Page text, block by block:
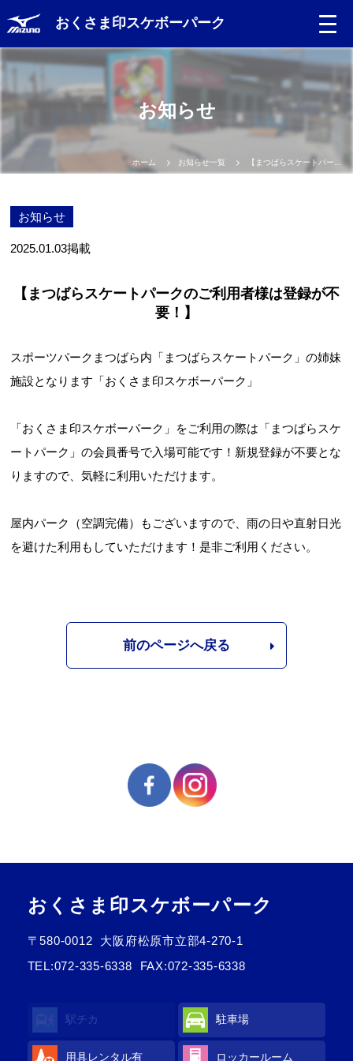
おくさま印スケボーパーク
Language
日本語
English
Portugues
文字サイズ 標準 中 大
お知らせ
ホーム お知らせ一覧
お知らせ
2025.01.03掲載
【まつばらスケートパークのご利用者様は登録が不
要！】
スポーツパークまつばら内「まつばらスケートパーク」の姉妹
施設となります「おくさま印スケボーパーク」
「おくさま印スケボーパーク」をご利用の際は「まつばらスケ
ートパーク」の会員番号で入場可能です！新規登録が不要とな
りますので、気軽に利用いただけます。
屋内パーク（空調完備）もございますので、雨の日や直射日光
を避けた利用もしていただけます！是非ご利用ください。
前のページへ戻る
おくさま印スケボーパーク
〒580-0012
大阪府松原市立部4-270-1
TEL:072-335-6338 FAX:072-335-6338
駅チカ 駐車場
用具レンタル有 ロッカールーム